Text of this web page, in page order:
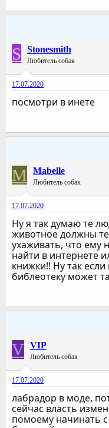
S Stonesmith
Любитель собак
17.07.2020
посмотри в инете
M Mabelle
Любитель собак
17.07.2020
Ну я так думаю те
животное должны
ухаживать, что ему
найти в интернете
книжки!! Ну так
библеотеку может
V VIP
Любитель собак
17.07.2020
лабрадор в моде,
сейчас власть
помоему начинать